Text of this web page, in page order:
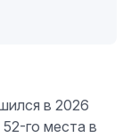
в 2026
го места в